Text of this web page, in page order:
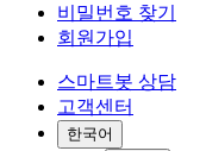
비밀번호 찾기
회원가입
스마트봇 상담
고객센터
한국어